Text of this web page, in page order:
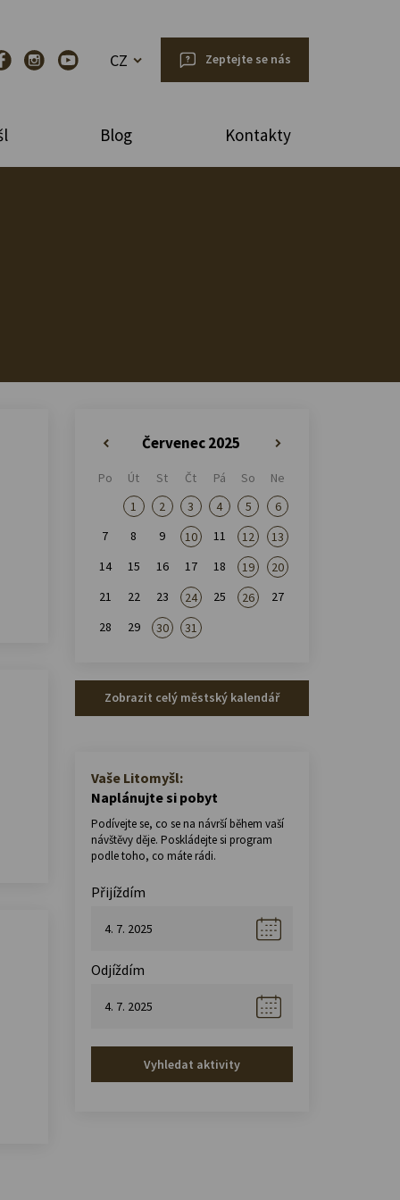
CZ Zeptejte se nás
Blog Kontakty
Červenec 2025
»
Po Út St Čt Pá So
Ne
1
2 3 4 5
6
7
8 9 10 11 12
13
14
15 16 17 18 19
20
21
22 23 24 25 26
27
28
29 30 31
Zobrazit celý městský kalendář
Vaše Litomyšl:
Naplánujte si pobyt
Podívejte se, co se na návrší během vaší
návštěvy děje. Poskládejte si program
podle toho, co máte rádi.
Přijíždím
Odjíždím
Vyhledat aktivity